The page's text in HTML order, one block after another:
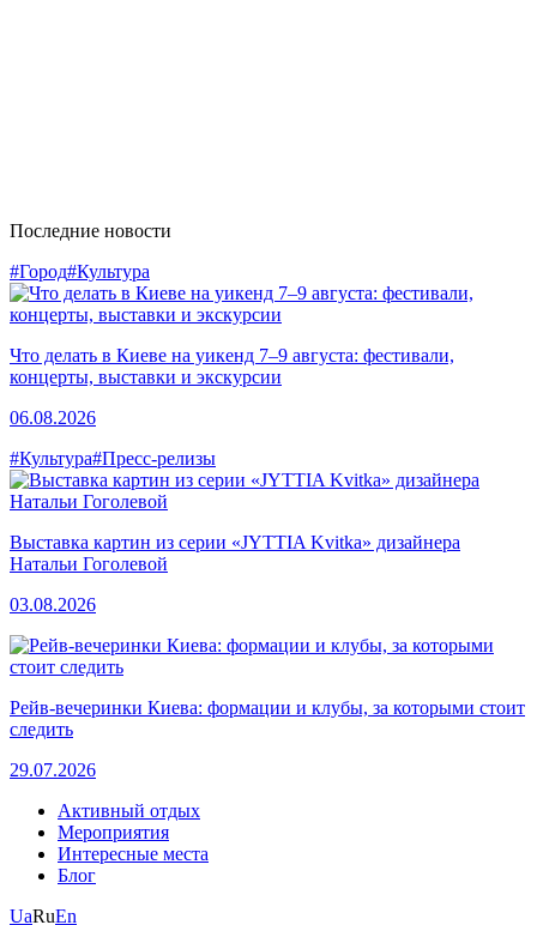
Последние новости
#Город#Культура
Что делать в Киеве на уикенд 7–9 августа: фестивали,
концерты, выставки и экскурсии
06.08.2026
#Культура#Пресс-релизы
Выставка картин из серии «JYTTIA Kvitka» дизайнера
Натальи Гоголевой
03.08.2026
Рейв-вечеринки Киева: формации и клубы, за которыми стоит
следить
29.07.2026
Активный отдых
Мероприятия
Интересные места
Блог
UaRuEn